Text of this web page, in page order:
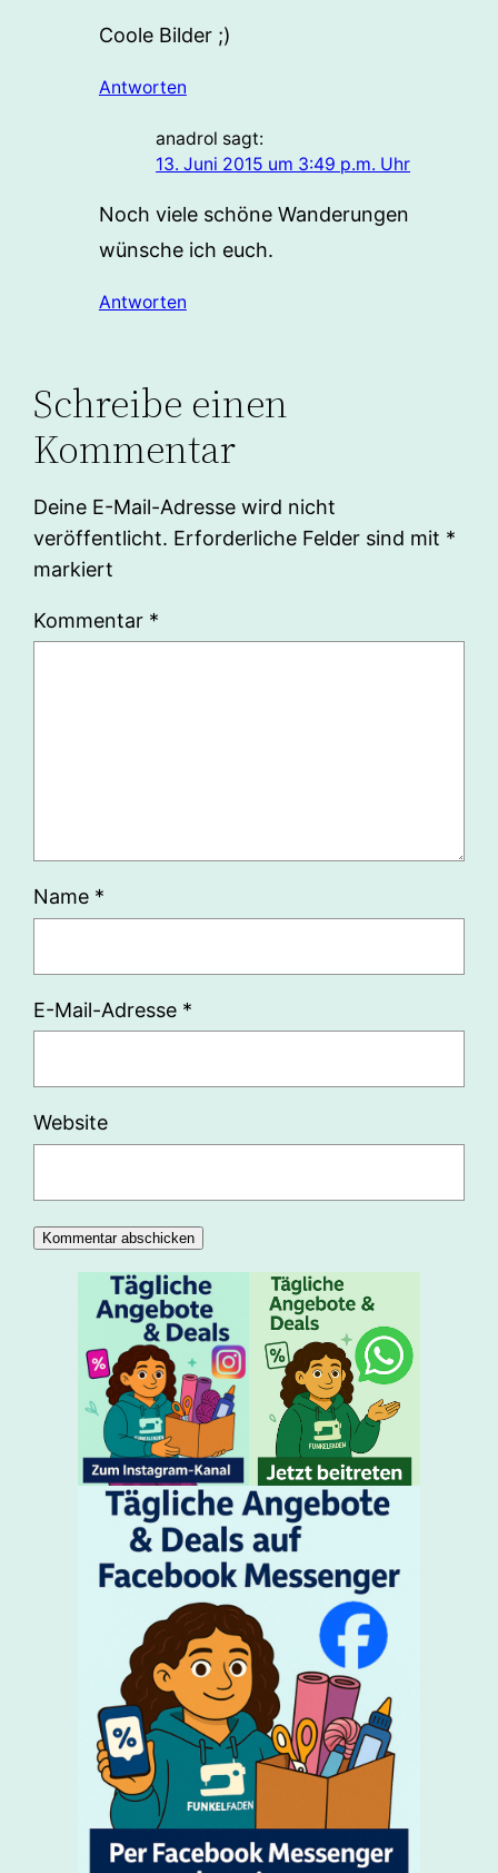
Coole Bilder ;)
Antworten
anadrol sagt:
13. Juni 2015 um 3:49 p.m. Uhr
Noch viele schöne Wanderungen
wünsche ich euch.
Antworten
Schreibe einen
Kommentar
Deine E-Mail-Adresse wird nicht
veröffentlicht. Erforderliche Felder sind mit *
markiert
Kommentar *
Name *
E-Mail-Adresse *
Website